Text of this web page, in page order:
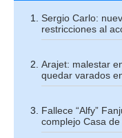
Sergio Carlo:
restricciones al
Arajet: malestar
quedar varados
Fallece “Alfy”
complejo Casa